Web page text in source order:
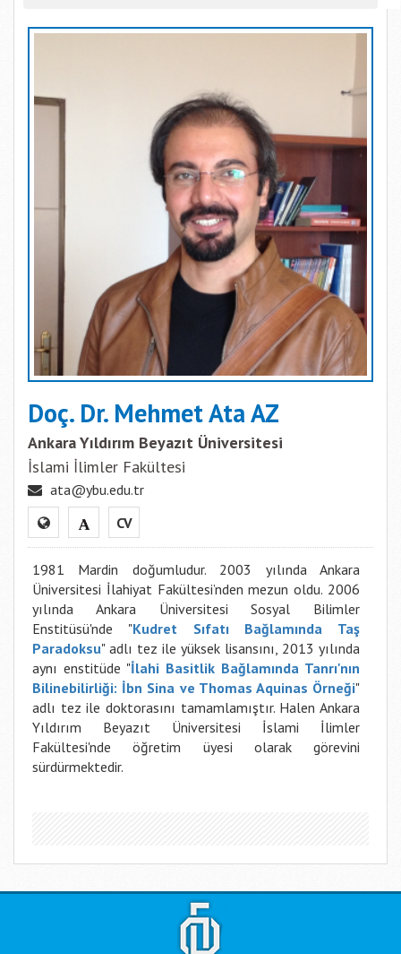
Doç. Dr. Mehmet Ata AZ
Ankara Yıldırım Beyazıt Üniversitesi
İslami İlimler Fakültesi
ata@ybu.edu.tr
CV
1981 Mardin doğumludur. 2003 yılında Ankara
Üniversitesi İlahiyat Fakültesi’nden mezun oldu. 2006
yılında Ankara Üniversitesi Sosyal Bilimler
Enstitüsü'nde "Kudret Sıfatı Bağlamında Taş
Paradoksu" adlı tez ile yüksek lisansını, 2013 yılında
aynı enstitüde "İlahi Basitlik Bağlamında Tanrı'nın
Bilinebilirliği: İbn Sina ve Thomas Aquinas Örneği"
adlı tez ile doktorasını tamamlamıştır. Halen Ankara
Yıldırım Beyazıt Üniversitesi İslami İlimler
Fakültesi'nde öğretim üyesi olarak görevini
sürdürmektedir.